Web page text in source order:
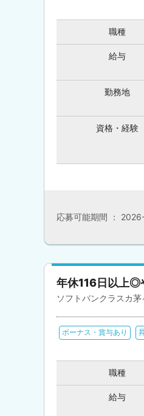
職種
給与
勤務地
資格・経験
応募可能期間 ：
年休116日以上◎
ソフトバンクラスカ茅
ボーナス・賞与あり
職種
給与